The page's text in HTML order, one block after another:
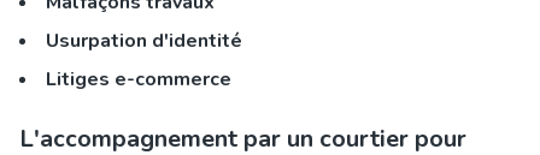
Usurpation d'identité
Litiges e-commerce
L'accompagnement par un courtier pour